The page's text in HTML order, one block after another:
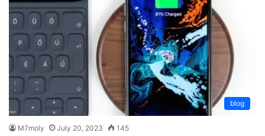
blog
M7moly July 20, 2023 145